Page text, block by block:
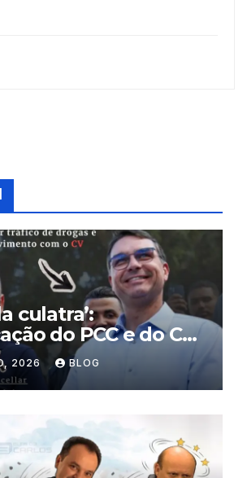
culatra’:
do PCC e do CV
pode atingir
mercado financeiro
Flávio Bolsonaro
2026 BLOG